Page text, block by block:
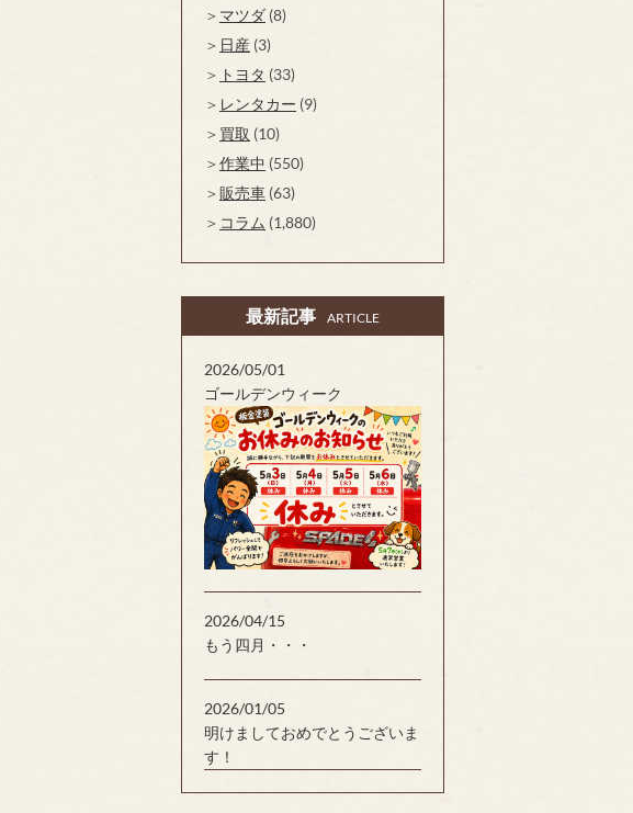
マツダ (8)
日産 (3)
トヨタ (33)
レンタカー (9)
買取 (10)
作業中 (550)
販売車 (63)
コラム (1,880)
最新記事 ARTICLE
2026/05/01
ゴールデンウィーク
2026/04/15
もう四月・・・
2026/01/05
明けましておめでとうございま
す！